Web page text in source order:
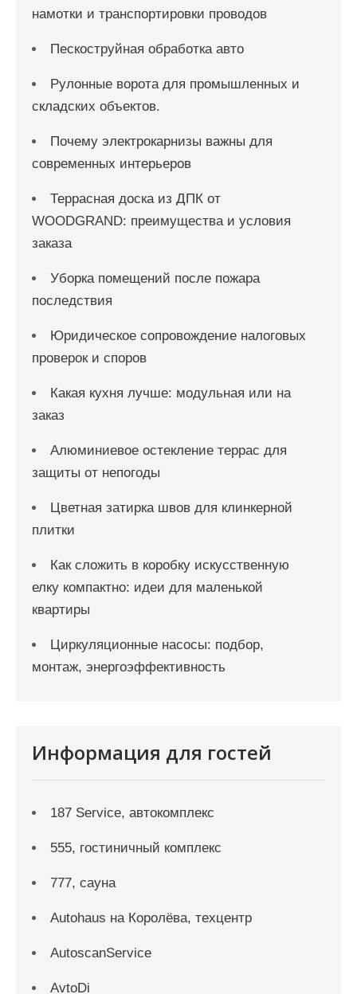
намотки и транспортировки проводов
Пескоструйная обработка авто
Рулонные ворота для промышленных и
складских объектов.
Почему электрокарнизы важны для
современных интерьеров
Террасная доска из ДПК от
WOODGRAND: преимущества и условия
заказа
Уборка помещений после пожара
последствия
Юридическое сопровождение налоговых
проверок и споров
Какая кухня лучше: модульная или на
заказ
Алюминиевое остекление террас для
защиты от непогоды
Цветная затирка швов для клинкерной
плитки
Как сложить в коробку искусственную
елку компактно: идеи для маленькой
квартиры
Циркуляционные насосы: подбор,
монтаж, энергоэффективность
Информация для гостей
187 Service, автокомплекс
555, гостиничный комплекс
777, сауна
Autohaus на Королёва, техцентр
AutoscanService
AvtoDi